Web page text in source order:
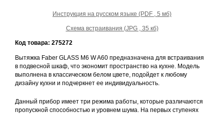
Инструкция на русском языке (PDF , 5 мб)
Схема встраивания (JPG , 35 кб)
Код товара: 275272
Вытяжка Faber GLASS M6 W A60 предназначена для встраивания
в подвесной шкаф, что экономит пространство на кухне. Модель
выполнена в классическом белом цвете, подойдет к любому
дизайну кухни и подчеркнет ее индивидуальность.
Данный прибор имеет три режима работы, которые различаются
пропускной способностью и уровнем шума. На первых ступенях